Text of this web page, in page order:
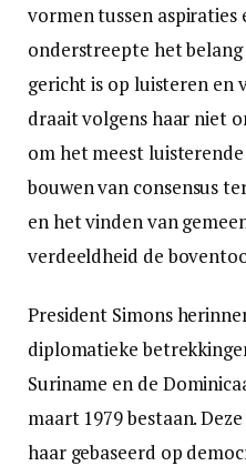
vormen tussen aspiraties
onderstreepte het
gericht is op luisteren en
draait volgens haar niet
om het meest
bouwen van consensus
en het vinden van
verdeeldheid de
President Simons
diplomatieke
Suriname en de
maart 1979 bestaan.
haar gebaseerd op